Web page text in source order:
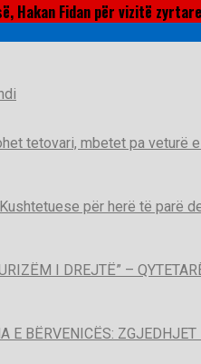
Hakan Fidan për vizitë
tetovari, mbetet pa veturë
për herë të parë
I DREJTË” –
E BËRVENICËS: